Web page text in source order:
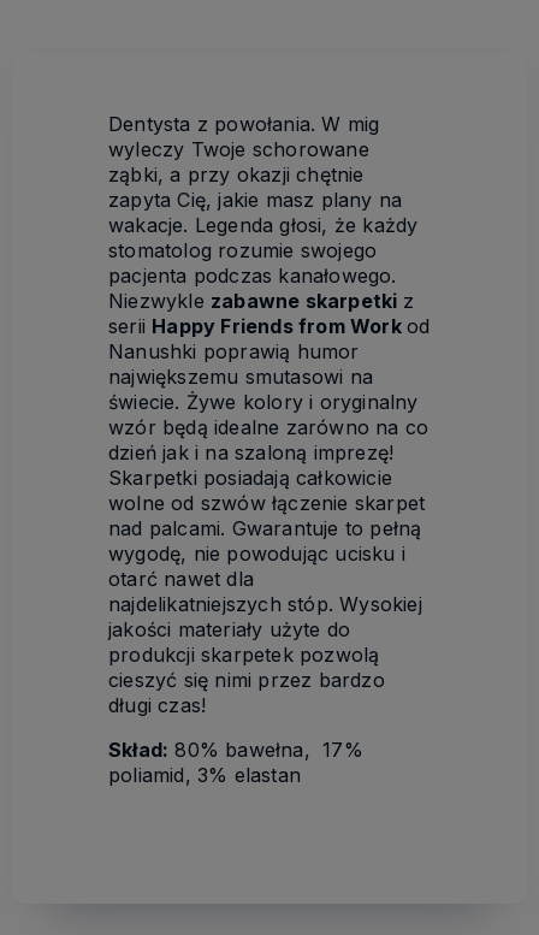
Dentysta z powołania. W mig
wyleczy Twoje schorowane
ząbki, a przy okazji chętnie
zapyta Cię, jakie masz plany na
wakacje. Legenda głosi, że każdy
stomatolog rozumie swojego
pacjenta podczas kanałowego.
Niezwykle zabawne skarpetki z
serii Happy Friends from Workod
Nanushki poprawią humor
największemu smutasowi na
świecie. Żywe kolory i oryginalny
wzór będą idealne zarówno na co
dzień jak i na szaloną imprezę!
Skarpetki posiadają całkowicie
wolne od szwów łączenie skarpet
nad palcami. Gwarantuje to pełną
wygodę, nie powodując ucisku i
otarć nawet dla
najdelikatniejszych stóp. Wysokiej
jakości materiały użyte do
produkcji skarpetek pozwolą
cieszyć się nimi przez bardzo
długi czas!
Skład: 80% bawełna, 17%
poliamid, 3% elastan